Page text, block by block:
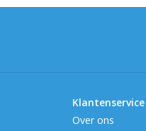
Klantenservice
Over ons